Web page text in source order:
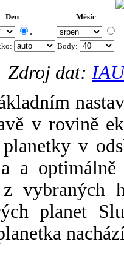
Den Měsíc
.
Body:
Zdroj dat:
v rovině
v
a
vybraných
planet